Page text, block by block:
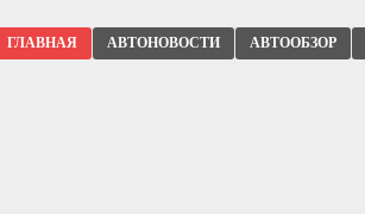
ГЛАВНАЯ АВТОНОВОСТИ АВТООБЗОР